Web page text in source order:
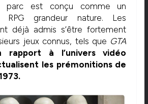
parc est conçu comme un
RPG grandeur nature. Les
déjà admis s’être fortement
jeux connus, tels que GTA
rapport à l’univers vidéo
les prémonitions de